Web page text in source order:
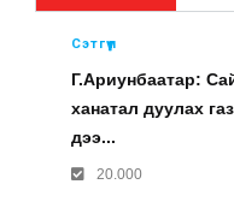
Сэтгүүл
Г.Ариунбаатар:
ханатал дуулах
дээ...
20.000